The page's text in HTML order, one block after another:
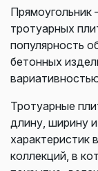
тротуарных
популярность
бетонных
Тротуарные
длину, ширину
характеристик
коллекций, в